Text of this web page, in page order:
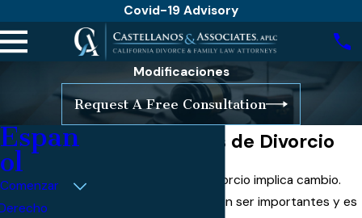
Covid-19 Advisory
Modificaciones
Request A Free Consultation
Modificaciones de Divorcio
La vida después del divorcio implica cambio.
Algunos cambios pueden ser importantes y es
Espan
ol
Comenzar